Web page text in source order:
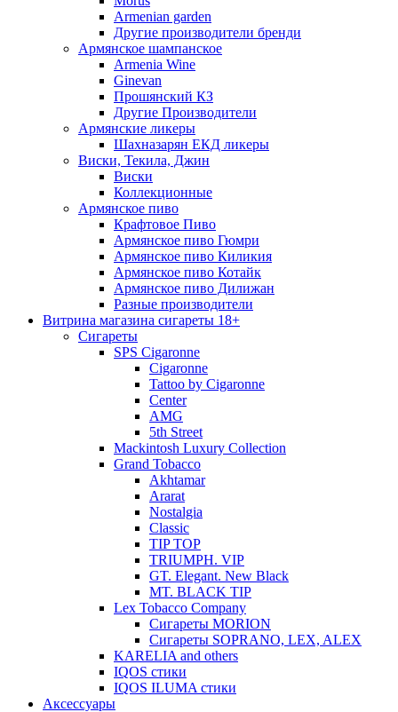
Armenian garden
Другие производители бренди
Армянское шампанское
Armenia Wine
Ginevan
Прошянский КЗ
Другие Производители
Армянские ликеры
Шахназарян ЕКД ликеры
Виски, Текила, Джин
Виски
Коллекционные
Армянское пиво
Крафтовое Пиво
Армянское пиво Гюмри
Армянское пиво Киликия
Армянское пиво Котайк
Армянское пиво Дилижан
Разные производители
Витрина магазина сигареты 18+
Cигареты
SPS Cigaronne
Сigaronne
Tattoo by Cigaronne
Center
AMG
5th Street
Mackintosh Luxury Collection
Grand Tobacco
Akhtamar
Ararat
Nostalgia
Classic
TIP TOP
TRIUMPH. VIP
GT. Elegant. New Black
MT. BLACK TIP
Lex Tobacco Company
Сигареты MORION
Сигареты SOPRANO, LEX, ALEX
KARELIA and others
IQOS стики
IQOS ILUMA стики
Аксессуары